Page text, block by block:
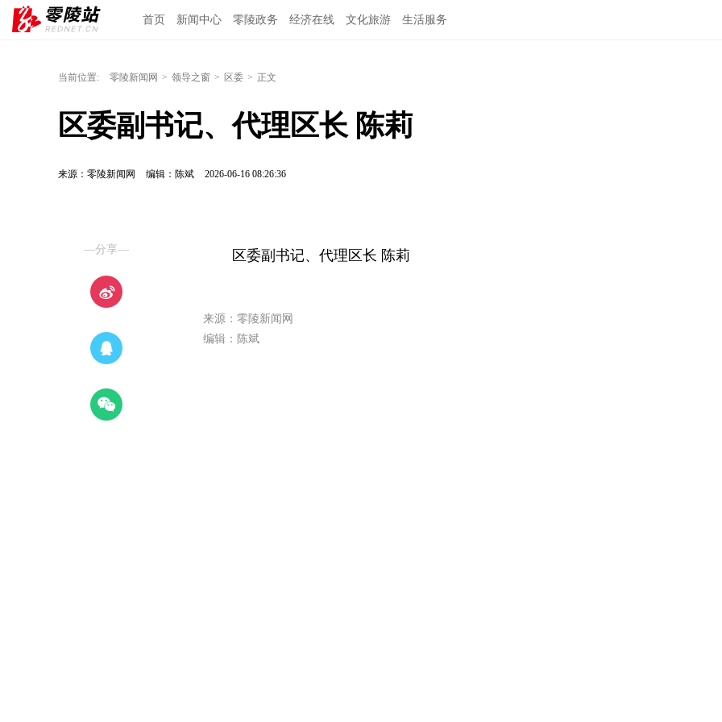
首页 新闻中心 零陵政务 经济在线 文化旅游 生活服务
当前位置: 零陵新闻网 > 领导之窗 > 区委 > 正文
区委副书记、代理区长 陈莉
来源：零陵新闻网 编辑：陈斌 2026-06-16 08:26:36
—分享— 区委副书记、代理区长 陈莉
来源：零陵新闻网
编辑：陈斌